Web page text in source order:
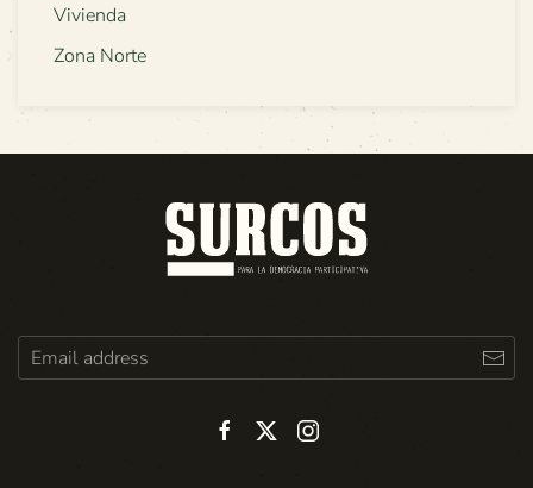
Vivienda
Zona Norte